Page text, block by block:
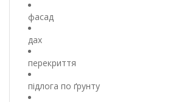
фасад
дах
перекриття
підлога по ґрунту